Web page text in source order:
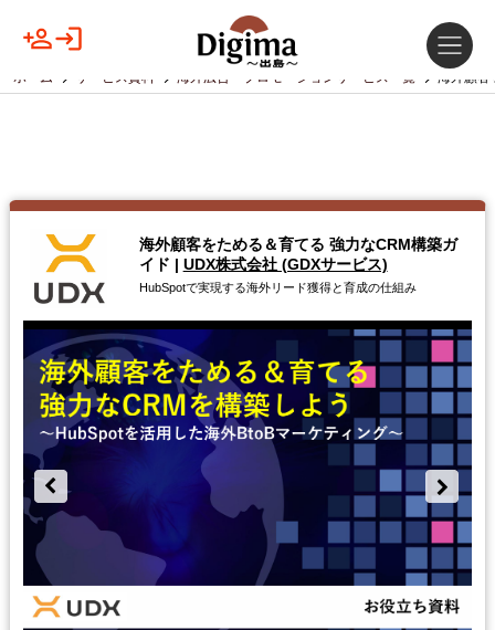
ホーム サービス資料 海外広告・プロモーションサービス一覧 海外顧客
海外顧客をためる＆育てる 強力なCRM構築ガ
イド | UDX株式会社 (GDXサービス)
HubSpotで実現する海外リード獲得と育成の仕組み